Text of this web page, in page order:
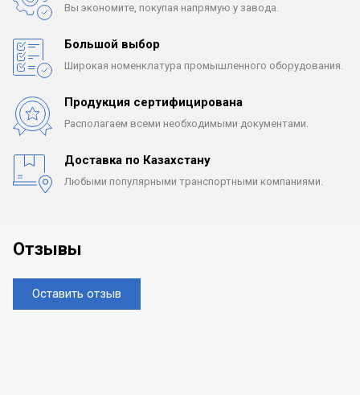
Вы экономите, покупая напрямую у завода.
Большой выбор
Широкая номенклатура промышленного оборудования.
Продукция сертифицирована
Располагаем всеми необходимыми документами.
Доставка по Казахстану
Любыми популярными транспортными компаниями.
Отзывы
Оставить отзыв